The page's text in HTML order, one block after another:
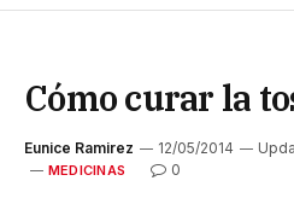
Cómo curar la
Eunice Ramirez 12/05/2014
MEDICINAS 0